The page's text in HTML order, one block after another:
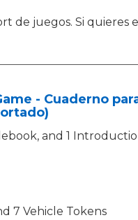
de juegos. Si
- Cuaderno
and 1
7 Vehicle Tokens